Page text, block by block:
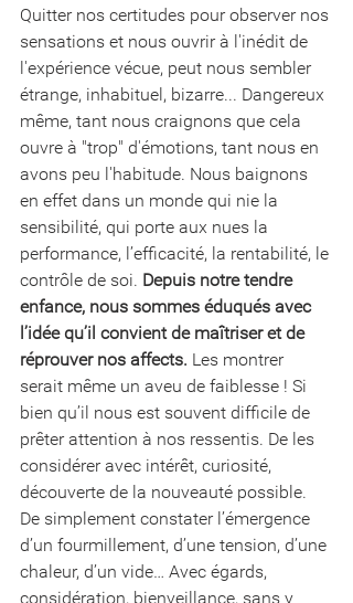
Quitter nos certitudes pour observer nos
sensations et nous ouvrir à l'inédit de
l'expérience vécue, peut nous sembler
étrange, inhabituel, bizarre... Dangereux
même, tant nous craignons que cela
ouvre à "trop" d'émotions, tant nous en
avons peu l'habitude. Nous baignons
en effet dans un monde qui nie la
sensibilité, qui porte aux nues la
performance, l’efficacité, la rentabilité, le
contrôle de soi. Depuis notre tendre
enfance, nous sommes éduqués avec
l’idée qu’il convient de maîtriser et de
réprouver nos affects. Les montrer
serait même un aveu de faiblesse ! Si
bien qu’il nous est souvent difficile de
prêter attention à nos ressentis. De les
considérer avec intérêt, curiosité,
découverte de la nouveauté possible.
De simplement constater l’émergence
d’un fourmillement, d’une tension, d’une
chaleur, d’un vide… Avec égards,
considération, bienveillance, sans y